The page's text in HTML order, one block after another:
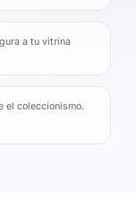
a tu vitrina
el coleccionismo.